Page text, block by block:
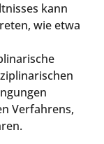
kann
wie etwa
Verfahrens,